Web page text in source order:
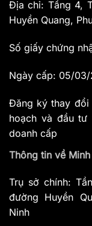
Địa chỉ: Tầng 4,
Huyền Quang,
Số giấy chứng
Ngày cấp: 05/
Đăng ký thay
hoạch và đầu tư
doanh cấp
Thông tin về
Trụ sở chính:
đường Huyền
Ninh